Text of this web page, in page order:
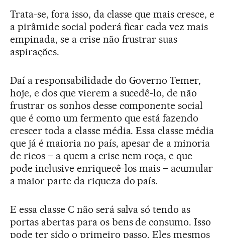
Trata-se, fora isso, da classe que mais cresce, e
a pirâmide social poderá ficar cada vez mais
empinada, se a crise não frustrar suas
aspirações.
Daí a responsabilidade do Governo Temer,
hoje, e dos que vierem a sucedê-lo, de não
frustrar os sonhos desse componente social
que é como um fermento que está fazendo
crescer toda a classe média. Essa classe média
que já é maioria no país, apesar de a minoria
de ricos – a quem a crise nem roça, e que
pode inclusive enriquecê-los mais – acumular
a maior parte da riqueza do país.
E essa classe C não será salva só tendo as
portas abertas para os bens de consumo. Isso
pode ter sido o primeiro passo. Eles mesmos